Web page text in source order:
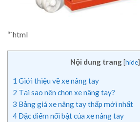
“`html
Nội dung trang[hide]
1 Giới thiệu về xe nâng tay
2 Tại sao nên chọn xe nâng tay?
3 Bảng giá xe nâng tay thấp mới nhất
4Đặc điểm nổi bật của xe nâng tay